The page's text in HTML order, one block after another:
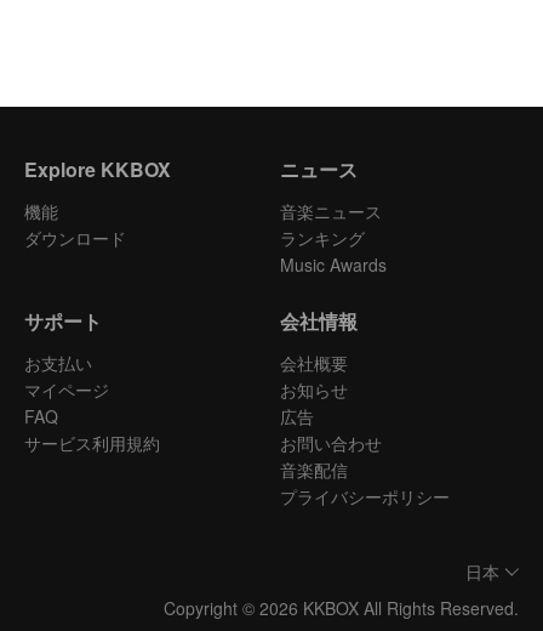
Explore KKBOX
機能
ダウンロード
ニュース
音楽ニュース
ランキング
Music Awards
サポート
お支払い
マイページ
FAQ
サービス利用規約
会社情報
会社概要
お知らせ
広告
お問い合わせ
音楽配信
プライバシーポリシー
日本
Copyright © 2026 KKBOX All Rights Reserved.